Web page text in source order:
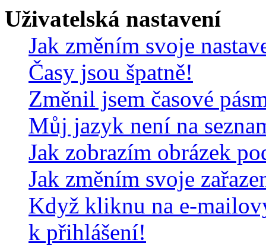
Uživatelská nastavení
Jak změním svoje
Časy jsou špatně!
Změnil jsem časové
Můj jazyk není na
Jak zobrazím obrázek
Jak změním svoje
Když kliknu na e-
k přihlášení!